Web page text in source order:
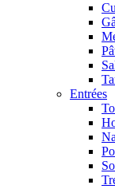
Entrées